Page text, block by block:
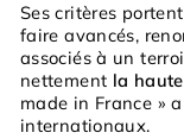
Ses critères
faire avancés,
associés à un
nettement la
made in France »
internationaux.